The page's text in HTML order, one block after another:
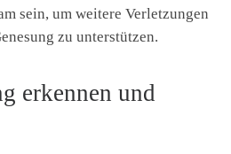
sein, um weitere Verletzungen
zu unterstützen.
erkennen und